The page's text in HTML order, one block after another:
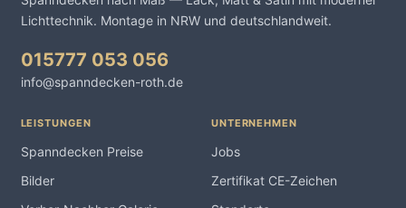
Lichttechnik. Montage in NRW und deutschlandweit.
015777 053 056
info@spanndecken-roth.de
LEISTUNGEN
Spanndecken Preise
Bilder
UNTERNEHMEN
Jobs
Zertifikat CE-Zeichen